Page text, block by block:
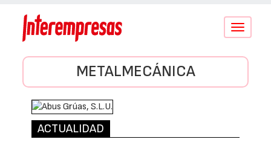
Conmutar
METALMECÁNICA
ACTUALIDAD